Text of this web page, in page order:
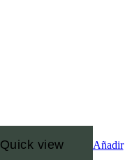
Quick view Añadir